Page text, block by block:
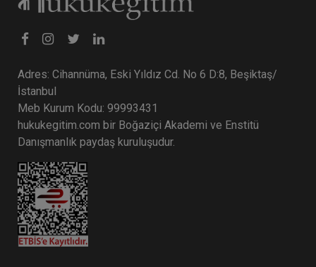
Boşanma Hukuku - IV. Medeni Hukuk
Kongresi - III. Oturum
360 TL Sepete Ekle
Tüketici Hukuku Enstitüsü
Adres: Cihannüma, Eski Yıldız Cd. No 6 D:8, Beşiktaş/
İstanbul
Meb Kurum Kodu: 99993431
hukukegitim.com bir Boğaziçi Akademi ve Enstitü
Danışmanlık paydaş kuruluşudur.